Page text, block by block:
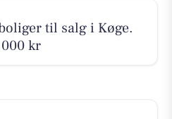
til salg i Køge.
kr